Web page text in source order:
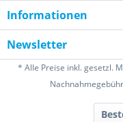
Informationen
Newsletter
* Alle Preise inkl. gesetzl.